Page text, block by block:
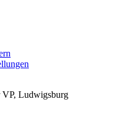
VP, Ludwigsburg